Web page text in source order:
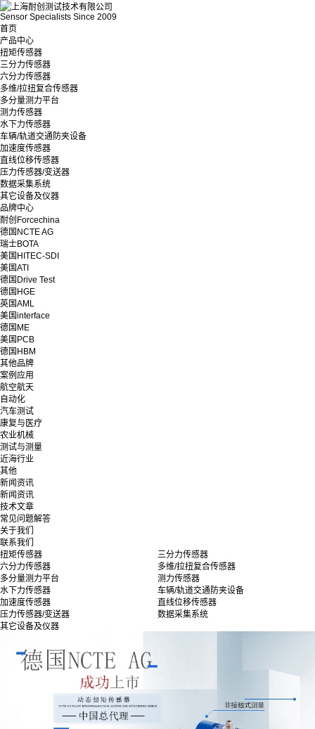
Sensor Specialists Since 2009
首页
产品中心
扭矩传感器
三分力传感器
六分力传感器
多维/拉扭复合传感器
多分量测力平台
测力传感器
水下力传感器
车辆/轨道交通防夹设备
加速度传感器
直线位移传感器
压力传感器/变送器
数据采集系统
其它设备及仪器
品牌中心
耐创Forcechina
德国NCTE AG
瑞士BOTA
美国HITEC-SDI
美国ATI
德国Drive Test
德国HGE
英国AML
美国interface
德国ME
美国PCB
德国HBM
其他品牌
案例应用
航空航天
自动化
汽车测试
康复与医疗
农业机械
测试与测量
近海行业
其他
新闻资讯
新闻资讯
技术文章
常见问题解答
关于我们
联系我们
扭矩传感器
三分力传感器
六分力传感器
多维/拉扭复合传感器
多分量测力平台
测力传感器
水下力传感器
车辆/轨道交通防夹设备
加速度传感器
直线位移传感器
压力传感器/变送器
数据采集系统
其它设备及仪器